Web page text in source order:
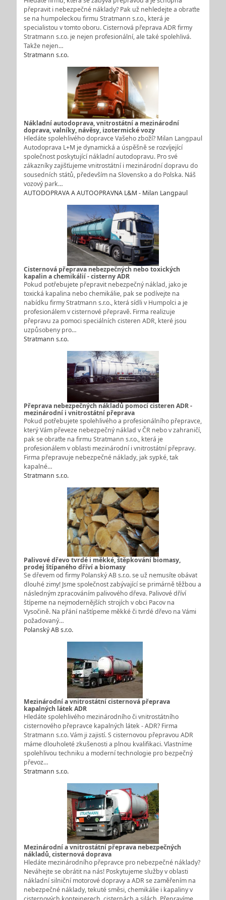
přepravit i nebezpečné náklady? Pak už nehledejte a obraťte
se na humpoleckou firmu Stratmann s.r.o., která je
specialistou v tomto oboru. Cisternová přeprava ADR firmy
Stratmann s.r.o. je nejen profesionální, ale také spolehlivá.
Takže nejen…
Stratmann s.r.o.
Nákladní autodoprava, vnitrostátní a mezinárodní
doprava, valníky, návěsy, izotermické vozy
Hledáte spolehlivého dopravce Vašeho zboží? Milan Langpaul
Autodoprava L+M je dynamická a úspěšně se rozvíjející
společnost poskytující nákladní autodopravu. Pro své
zákazníky zajišťujeme vnitrostátní i mezinárodní dopravu do
sousedních států, především na Slovensko a do Polska. Náš
vozový park…
AUTODOPRAVA A AUTOOPRAVNA L&M - Milan Langpaul
Cisternová přeprava nebezpečných nebo toxických
kapalin a chemikálií - cisterny ADR
Pokud potřebujete přepravit nebezpečný náklad, jako je
toxická kapalina nebo chemikálie, pak se podívejte na
nabídku firmy Stratmann s.r.o., která sídli v Humpolci a je
profesionálem v cisternové přepravě. Firma realizuje
přepravu za pomoci speciálních cisteren ADR, které jsou
uzpůsobeny pro…
Stratmann s.r.o.
Přeprava nebezpečných nákladů pomocí cisteren ADR -
mezinárodní i vnitrostátní přeprava
Pokud potřebujete spolehlivého a profesionálního přepravce,
který Vám převeze nebezpečný náklad v ČR nebo v zahraničí,
pak se obraťte na firmu Stratmann s.r.o., která je
profesionálem v oblasti mezinárodní i vnitrostátní přepravy.
Firma přepravuje nebezpečné náklady, jak sypké, tak
kapalné…
Stratmann s.r.o.
Palivové dřevo tvrdé i měkké, štěpkování biomasy,
prodej štípaného dříví a biomasy
Se dřevem od firmy Polanský AB s.r.o. se už nemusíte obávat
dlouhé zimy! Jsme společnost zabývající se primárně těžbou a
následným zpracováním palivového dřeva. Palivové dříví
štípeme na nejmodernějších strojích v obci Pacov na
Vysočině. Na přání naštípeme měkké či tvrdé dřevo na Vámi
požadovaný…
Polanský AB s.r.o.
Mezinárodní a vnitrostátní cisternová přeprava
kapalných látek ADR
Hledáte spolehlivého mezinárodního či vnitrostátního
cisternového přepravce kapalných látek - ADR? Firma
Stratmann s.r.o. Vám ji zajistí. S cisternovou přepravou ADR
máme dlouholeté zkušenosti a plnou kvalifikaci. Vlastníme
spolehlivou techniku a moderní technologie pro bezpečný
převoz…
Stratmann s.r.o.
Mezinárodní a vnitrostátní přeprava nebezpečných
nákladů, cisternová doprava
Hledáte mezinárodního přepravce pro nebezpečné náklady?
Neváhejte se obrátit na nás! Poskytujeme služby v oblasti
nákladní silniční motorové dopravy a ADR se zaměřením na
nebezpečné náklady, tekuté směsi, chemikálie i kapaliny v